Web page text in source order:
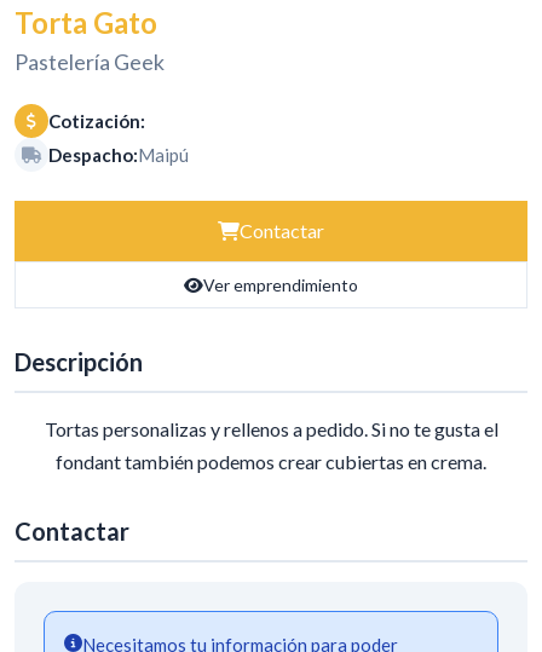
Torta Gato
Pastelería Geek
Cotización:
Despacho:Maipú
Contactar
Ver emprendimiento
Descripción
Tortas personalizas y rellenos a pedido. Si no te gusta el
fondant también podemos crear cubiertas en crema.
Contactar
Necesitamos tu información para poder